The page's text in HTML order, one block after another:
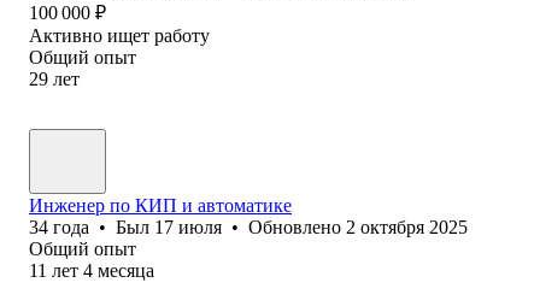
100 000 ₽
Активно ищет работу
Общий опыт
29 лет
Инженер по КИП и автоматике
34 года • Был 17 июля • Обновлено 2 октября 2025
Общий опыт
11 лет 4 месяца